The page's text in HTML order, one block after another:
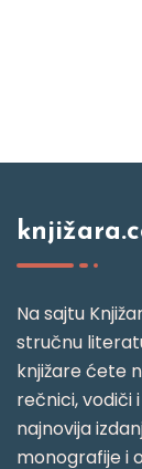
Na sajtu
stručnu
knjižare ćete
rečnici, vodiči
najnovija
monografije i